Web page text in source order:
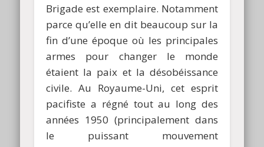
Brigade est exemplaire. Notamment
parce qu’elle en dit beaucoup sur la
fin d’une époque où les principales
armes pour changer le monde
étaient la paix et la désobéissance
civile. Au Royaume-Uni, cet esprit
pacifiste a régné tout au long des
années 1950 (principalement dans
le puissant mouvement